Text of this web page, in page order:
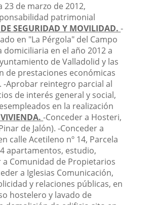
de marzo de 2012,
patrimonial
SEGURIDAD Y MOVILIDAD.-
en "La Pérgola" del Campo
en el año 2012 a
de Valladolid y las
de prestaciones económicas
-Aprobar reintegro parcial al
de interés general y social,
en la realización
VIVIENDA.-Conceder a Hosteri,
de Jalón).-Conceder a
calle Acetileno nº 14, Parcela
apartamentos, estudio,
a Comunidad de Propietarios
a Iglesias Comunicación,
y relaciones públicas, en
hostelero y lavado de